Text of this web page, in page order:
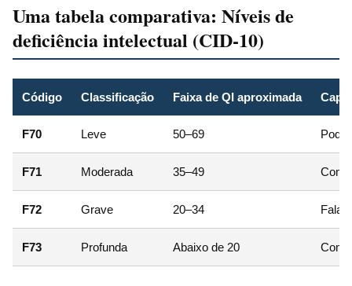
Uma tabela comparativa: Níveis de
deficiência intelectual (CID-10)
Código Classificação Faixa de QI aproximada
F70 Leve 50–69 Pode
F71 Moderada 35–49
F72 Grave 20–34 Fala
F73 Profunda Abaixo de 20